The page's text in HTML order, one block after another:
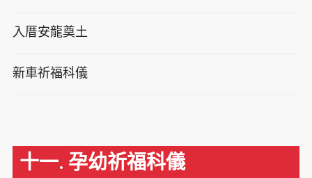
入厝安龍奠土
新車祈福科儀
十一. 孕幼祈福科儀